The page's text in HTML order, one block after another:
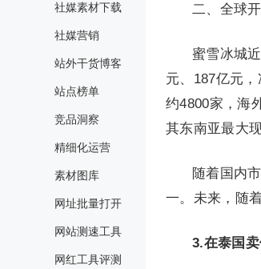
社媒素材下载
社媒营销
站外干货博客
站点榜单
竞品洞察
精细化运营
素材图库
网址批量打开
网站测速工具
网红工具评测
二、全球
蜜雪冰城
元、187亿元
约4800家，海
其东南亚最大
随着国内
一。未来，随
3.在泰国